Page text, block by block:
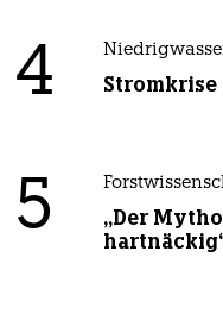
4 Stromkrise
5
„Der